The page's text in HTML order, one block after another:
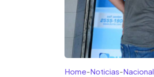
Home-Noticias-Nacional